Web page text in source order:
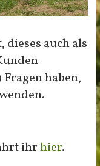
auch als
haben,
ihrhier.